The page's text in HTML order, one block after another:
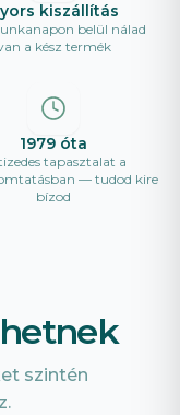
kiszállítás
belül nálad
a kész termék
1979 óta
tapasztalat a
— tudod kire
bízod
szintén